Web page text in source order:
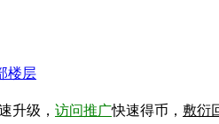
楼层
升级， 访问推广快速得币， 敷衍